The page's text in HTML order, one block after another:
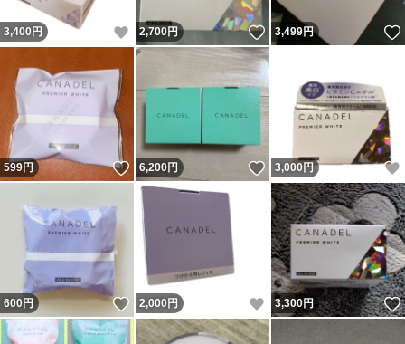
3,400 円 いいね！
2,700円 いいね！
3,499円
599円 いいね！
6,200円 いいね！
3,000円
600円 いいね！
2,000 円 いいね！
3,300円